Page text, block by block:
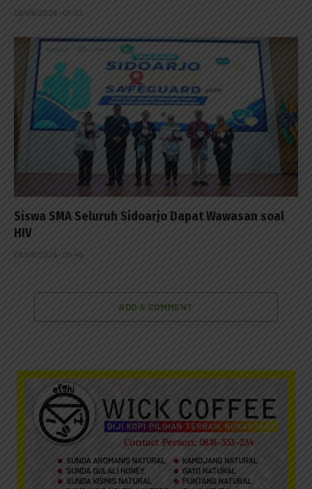
06/08/2026 - 07:23
Siswa SMA Seluruh Sidoarjo Dapat Wawasan soal
HIV
06/08/2026 - 05:49
ADD A COMMENT